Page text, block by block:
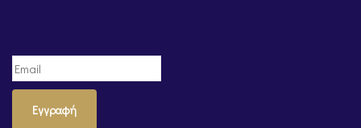
Εγγραφή